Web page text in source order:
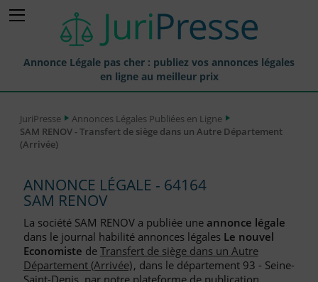
Annonce Légale pas cher : publiez vos annonces légales
en ligne au meilleur prix
Annonces Légales Publiées
Journaux Habilités (JAL) Annonces Légales
Liste des Greffes
Liste des CCI
JuriPresse
Annonces Légales Publiées en Ligne
SAM RENOV - Transfert de siège dans un Autre Département
(Arrivée)
ANNONCE LÉGALE - 64164
SAM RENOV
La société SAM RENOV a publiée une annonce légale
dans le journal habilité annonces légales Le nouvel
Economiste deTransfert de siège dans un Autre
Département (Arrivée), dans le département 93 - Seine-